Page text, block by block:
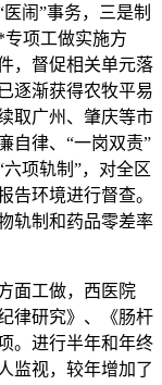
闹”事务，三是制
项工做实施方
，督促相关单元落
逐渐获得农牧平易
取广州、肇庆等市
自律、“一岗双责”
项轨制”，对全区
告环境进行督查。
轨制和药品零差率
面工做，西医院
律研究》、《肠杆
。进行半年和年终
监视，较年增加了